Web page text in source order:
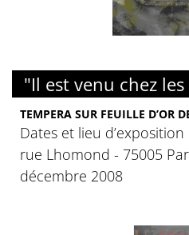
"Il est venu chez les
TEMPERA SUR FEUILLE D’OR
Dates et lieu
rue Lhomond - 75005
décembre 2008